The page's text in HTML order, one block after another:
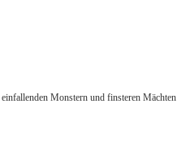
Monstern und finsteren Mächten